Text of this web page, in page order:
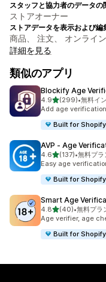
スタッフと協力者のデータの
ストアオーナー
ストアデータを表示および編
商品、 注文、 オンライ
詳細を見る
類似のアプリ
Blockify Age
4.95つ星中
(299)
合計レビュー数：
•無料イ
Add age
Built for Shopify
AVP ‑ Age
4.65つ星中
(137)
合計レビュー数：137
•無料プラ
Easy age
Built for Shopify
Smart Age
4.85つ星中
(40)
合計レビュー数：40
•無料プラ
Age verifier, age
Built for Shopify